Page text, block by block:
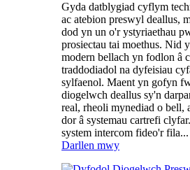
Gyda datblygiad cyflym
ac atebion preswyl deallus,
dod yn un o'r ystyriaethau
prosiectau tai moethus. Nid
modern bellach yn fodlon â
traddodiadol na dyfeisiau
sylfaenol. Maent yn gofyn
diogelwch deallus sy'n
real, rheoli mynediad o bell,
dor â systemau cartrefi
system intercom fideo'r fila...
Darllen mwy